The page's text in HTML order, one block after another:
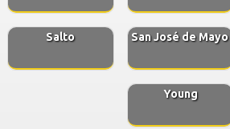
Salto San José de Mayo
Young